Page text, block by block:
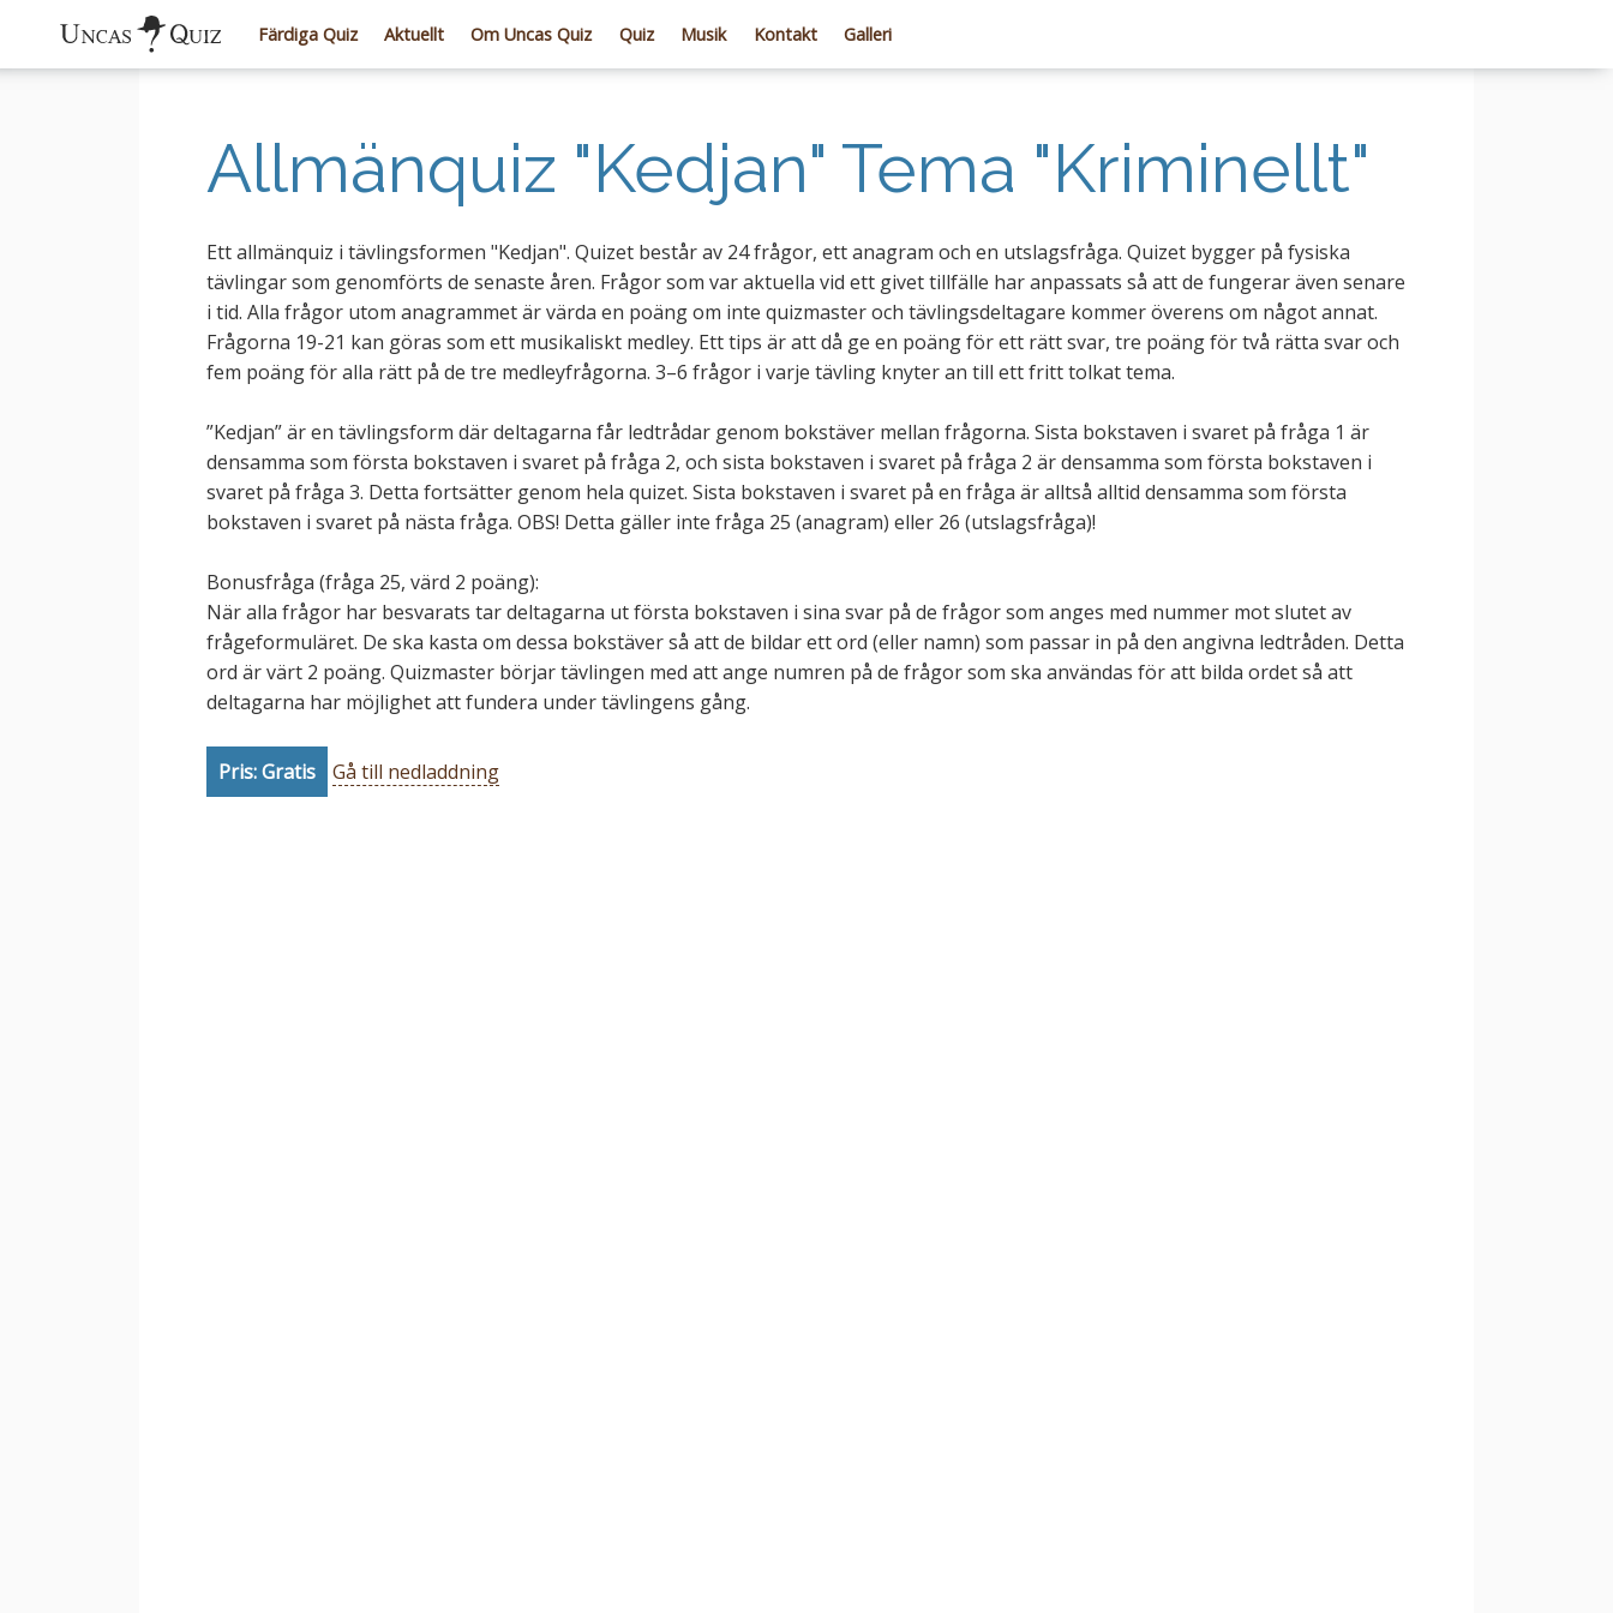
Färdiga Quiz Aktuellt Om Uncas Quiz Quiz Musik Kontakt Galleri
Allmänquiz "Kedjan" Tema "Kriminellt"
Ett allmänquiz i tävlingsformen "Kedjan". Quizet består av 24 frågor, ett anagram och en utslagsfråga. Quizet bygger på fysiska
tävlingar som genomförts de senaste åren. Frågor som var aktuella vid ett givet tillfälle har anpassats så att de fungerar även senare
i tid. Alla frågor utom anagrammet är värda en poäng om inte quizmaster och tävlingsdeltagare kommer överens om något annat.
Frågorna 19-21 kan göras som ett musikaliskt medley. Ett tips är att då ge en poäng för ett rätt svar, tre poäng för två rätta svar och
fem poäng för alla rätt på de tre medleyfrågorna. 3–6 frågor i varje tävling knyter an till ett fritt tolkat tema.
”Kedjan” är en tävlingsform där deltagarna får ledtrådar genom bokstäver mellan frågorna. Sista bokstaven i svaret på fråga 1 är
densamma som första bokstaven i svaret på fråga 2, och sista bokstaven i svaret på fråga 2 är densamma som första bokstaven i
svaret på fråga 3. Detta fortsätter genom hela quizet. Sista bokstaven i svaret på en fråga är alltså alltid densamma som första
bokstaven i svaret på nästa fråga. OBS! Detta gäller inte fråga 25 (anagram) eller 26 (utslagsfråga)!
Bonusfråga (fråga 25, värd 2 poäng):
När alla frågor har besvarats tar deltagarna ut första bokstaven i sina svar på de frågor som anges med nummer mot slutet av
frågeformuläret. De ska kasta om dessa bokstäver så att de bildar ett ord (eller namn) som passar in på den angivna ledtråden. Detta
ord är värt 2 poäng. Quizmaster börjar tävlingen med att ange numren på de frågor som ska användas för att bilda ordet så att
deltagarna har möjlighet att fundera under tävlingens gång.
Pris: Gratis Gå till nedladdning